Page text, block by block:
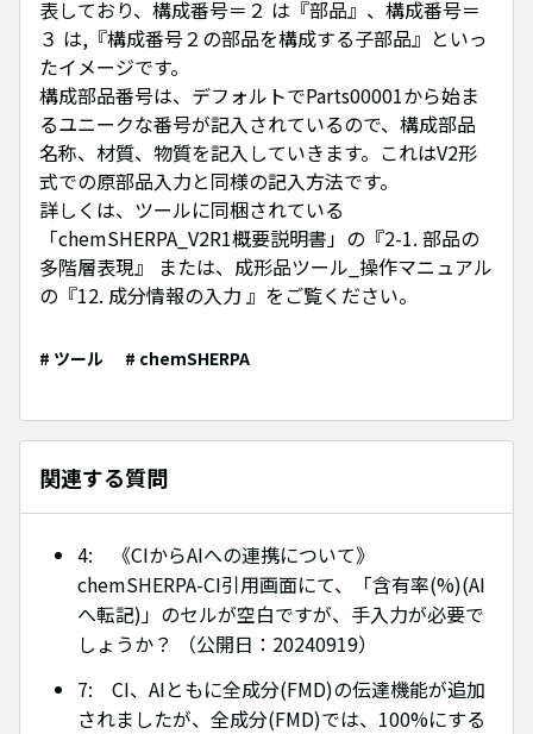
表しており、構成番号＝２ は『部品』、構成番号＝
３ は,『構成番号２の部品を構成する子部品』といっ
たイメージです。
構成部品番号は、デフォルトでParts00001から始ま
るユニークな番号が記入されているので、構成部品
名称、材質、物質を記入していきます。これはV2形
式での原部品入力と同様の記入方法です。
詳しくは、ツールに同梱されている
「chemSHERPA_V2R1概要説明書」の『2-1. 部品の
多階層表現』 または、成形品ツール_操作マニュアル
の『12. 成分情報の入力 』をご覧ください。
# ツール # chemSHERPA
関連する質問
4: 《CIからAIへの連携について》
chemSHERPA-CI引用画面にて、「含有率(%)(AI
へ転記)」のセルが空白ですが、手入力が必要で
しょうか？ （公開日：20240919）
7: CI、AIともに全成分(FMD)の伝達機能が追加
されましたが、全成分(FMD)では、100%にする